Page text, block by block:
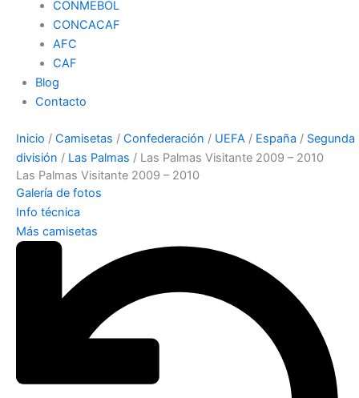
CONMEBOL
CONCACAF
AFC
CAF
Blog
Contacto
Inicio / Camisetas / Confederación / UEFA / España / Segunda
división / Las Palmas / Las Palmas Visitante 2009 – 2010
Las Palmas Visitante 2009 – 2010
Galería de fotos
Info técnica
Más camisetas